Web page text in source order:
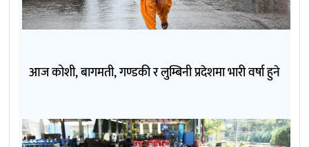
आज कोशी, बागमती, गण्डकी र लुम्बिनी प्रदेशमा भारी वर्षा हुने